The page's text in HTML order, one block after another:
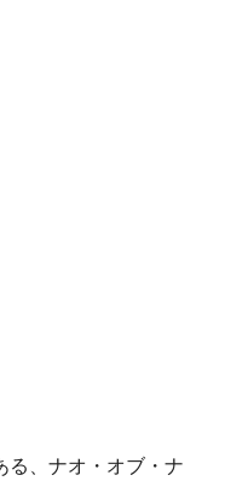
、ナオ・オブ・ナ